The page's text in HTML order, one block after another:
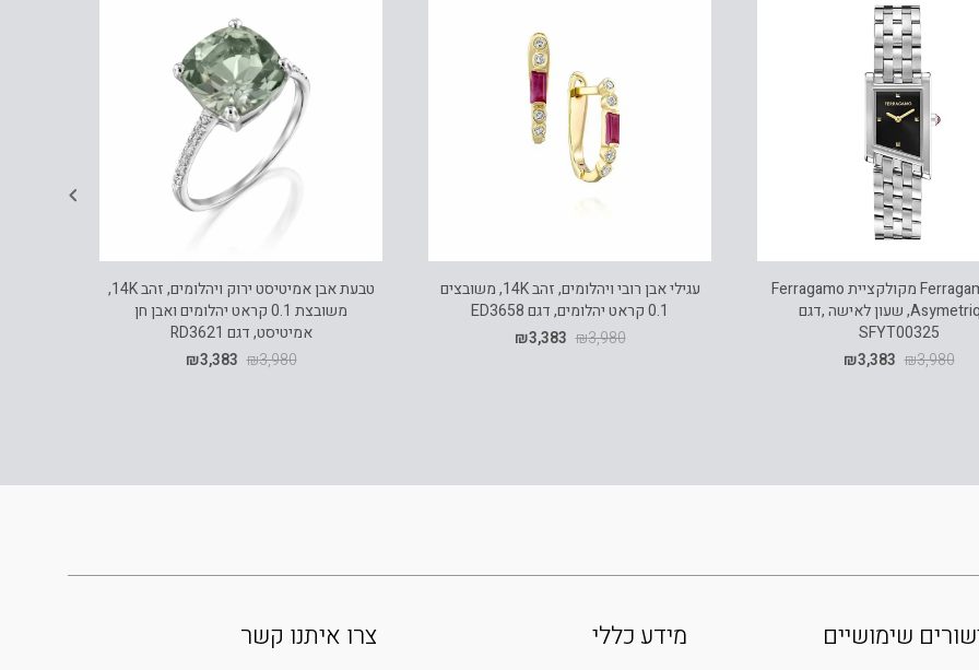
שעון Ferragamo מקולקציית Ferragamo
Asymetrique, שעון לאישה ,דגם
SFYT00325
₪3,980
₪3,383
עגילי אבן רובי ויהלומים, זהב 14K, משובצים
0.1 קראט יהלומים, דגם ED3658
₪3,980
₪3,383
טבעת אבן אמיטיסט ירוק ויהלומים, זהב 14K,
משובצת 0.1 קראט יהלומים ואבן חן
אמיטיסט, דגם RD3621
₪3,980
₪3,383
שימושיים מידע כללי צרו איתנו קשר